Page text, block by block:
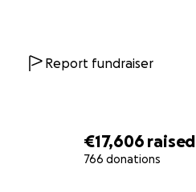
€17,606 raised
766 donations
Report fundraiser